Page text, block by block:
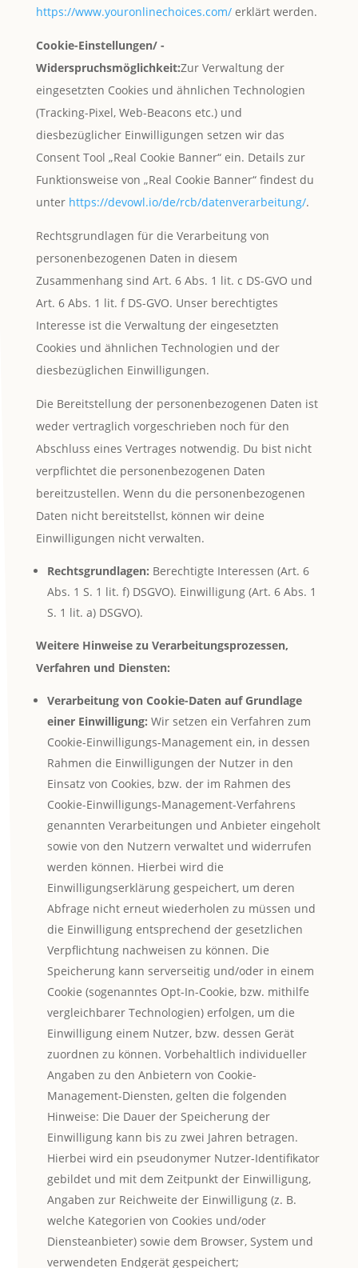
https://www.youronlinechoices.com/erklärt werden.
Cookie-Einstellungen/ -
Widerspruchsmöglichkeit:Zur Verwaltung der
eingesetzten Cookies und ähnlichen Technologien
(Tracking-Pixel, Web-Beacons etc.) und
diesbezüglicher Einwilligungen setzen wir das
Consent Tool „Real Cookie Banner“ ein. Details zur
Funktionsweise von „Real Cookie Banner“ findest du
unter https://devowl.io/de/rcb/datenverarbeitung/.
Rechtsgrundlagen für die Verarbeitung von
personenbezogenen Daten in diesem
Zusammenhang sind Art. 6 Abs. 1 lit. c DS-GVO und
Art. 6 Abs. 1 lit. f DS-GVO. Unser berechtigtes
Interesse ist die Verwaltung der eingesetzten
Cookies und ähnlichen Technologien und der
diesbezüglichen Einwilligungen.
Die Bereitstellung der personenbezogenen Daten ist
weder vertraglich vorgeschrieben noch für den
Abschluss eines Vertrages notwendig. Du bist nicht
verpflichtet die personenbezogenen Daten
bereitzustellen. Wenn du die personenbezogenen
Daten nicht bereitstellst, können wir deine
Einwilligungen nicht verwalten.
Rechtsgrundlagen: Berechtigte Interessen (Art. 6
Abs. 1 S. 1 lit. f) DSGVO). Einwilligung (Art. 6 Abs. 1
S. 1 lit. a) DSGVO).
Weitere Hinweise zu Verarbeitungsprozessen,
Verfahren und Diensten:
Verarbeitung von Cookie-Daten auf Grundlage
einer Einwilligung: Wir setzen ein Verfahren zum
Cookie-Einwilligungs-Management ein, in dessen
Rahmen die Einwilligungen der Nutzer in den
Einsatz von Cookies, bzw. der im Rahmen des
Cookie-Einwilligungs-Management-Verfahrens
genannten Verarbeitungen und Anbieter eingeholt
sowie von den Nutzern verwaltet und widerrufen
werden können. Hierbei wird die
Einwilligungserklärung gespeichert, um deren
Abfrage nicht erneut wiederholen zu müssen und
die Einwilligung entsprechend der gesetzlichen
Verpflichtung nachweisen zu können. Die
Speicherung kann serverseitig und/oder in einem
Cookie (sogenanntes Opt-In-Cookie, bzw. mithilfe
vergleichbarer Technologien) erfolgen, um die
Einwilligung einem Nutzer, bzw. dessen Gerät
zuordnen zu können. Vorbehaltlich individueller
Angaben zu den Anbietern von Cookie-
Management-Diensten, gelten die folgenden
Hinweise: Die Dauer der Speicherung der
Einwilligung kann bis zu zwei Jahren betragen.
Hierbei wird ein pseudonymer Nutzer-Identifikator
gebildet und mit dem Zeitpunkt der Einwilligung,
Angaben zur Reichweite der Einwilligung (z. B.
welche Kategorien von Cookies und/oder
Diensteanbieter) sowie dem Browser, System und
verwendeten Endgerät gespeichert;